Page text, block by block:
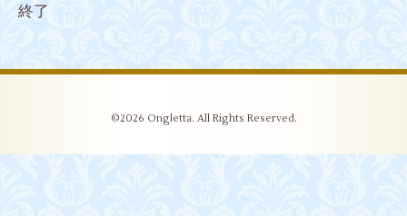
終了
©2026 Ongletta. All Rights Reserved.